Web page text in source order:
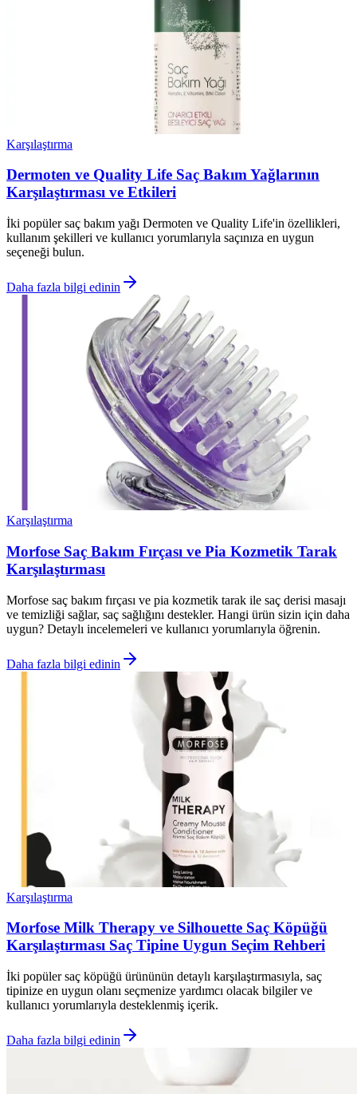
Karşılaştırma
Dermoten ve Quality Life Saç Bakım Yağlarının
Karşılaştırması ve Etkileri
İki popüler saç bakım yağı Dermoten ve Quality Life'in özellikleri,
kullanım şekilleri ve kullanıcı yorumlarıyla saçınıza en uygun
seçeneği bulun.
Daha fazla bilgi edinin
Karşılaştırma
Morfose Saç Bakım Fırçası ve Pia Kozmetik Tarak
Karşılaştırması
Morfose saç bakım fırçası ve pia kozmetik tarak ile saç derisi masajı
ve temizliği sağlar, saç sağlığını destekler. Hangi ürün sizin için daha
uygun? Detaylı incelemeleri ve kullanıcı yorumlarıyla öğrenin.
Daha fazla bilgi edinin
Karşılaştırma
Morfose Milk Therapy ve Silhouette Saç Köpüğü
Karşılaştırması Saç Tipine Uygun Seçim Rehberi
İki popüler saç köpüğü ürününün detaylı karşılaştırmasıyla, saç
tipinize en uygun olanı seçmenize yardımcı olacak bilgiler ve
kullanıcı yorumlarıyla desteklenmiş içerik.
Daha fazla bilgi edinin